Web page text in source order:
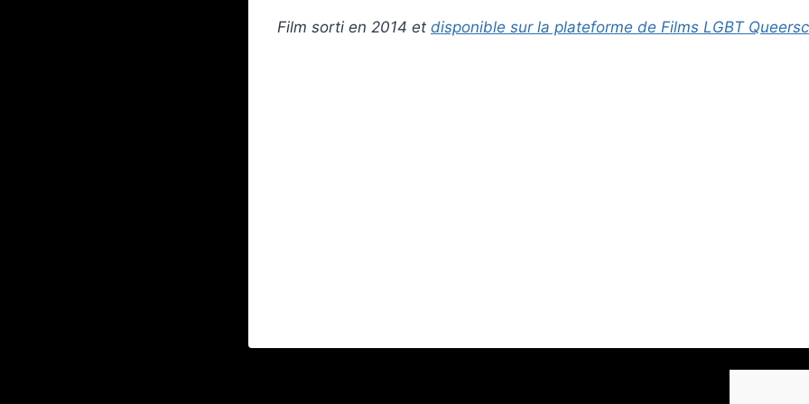
Film sorti en 2014 et disponible sur la plateforme de Films LGBT